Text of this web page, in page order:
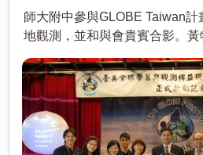
師大附中參與GLOBE Taiwan
地觀測，並和與會貴賓合影。黃